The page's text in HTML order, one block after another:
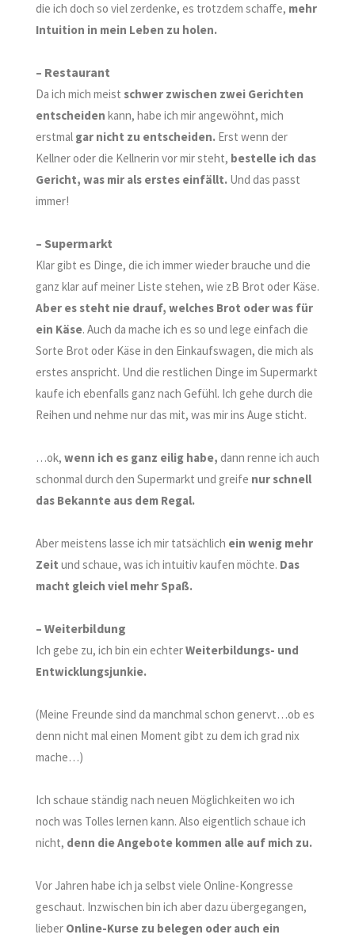
die ich doch so viel zerdenke, es trotzdem schaffe, mehr
Intuition in mein Leben zu holen.
– Restaurant
Da ich mich meist schwer zwischen zwei Gerichten
entscheiden kann, habe ich mir angewöhnt, mich
erstmal gar nicht zu entscheiden.Erst wenn der
Kellner oder die Kellnerin vor mir steht, bestelle ich das
Gericht, was mir als erstes einfällt.Und das passt
immer!
– Supermarkt
Klar gibt es Dinge, die ich immer wieder brauche und die
ganz klar auf meiner Liste stehen, wie zB Brot oder Käse.
Aber es steht nie drauf, welches Brot oder was für
ein Käse. Auch da mache ich es so und lege einfach die
Sorte Brot oder Käse in den Einkaufswagen, die mich als
erstes anspricht. Und die restlichen Dinge im Supermarkt
kaufe ich ebenfalls ganz nach Gefühl. Ich gehe durch die
Reihen und nehme nur das mit, was mir ins Auge sticht.
…ok, wenn ich es ganz eilig habe, dann renne ich auch
schonmal durch den Supermarkt und greife nur schnell
das Bekannte aus dem Regal.
Aber meistens lasse ich mir tatsächlich ein wenig mehr
Zeit und schaue, was ich intuitiv kaufen möchte. Das
macht gleich viel mehr Spaß.
– Weiterbildung
Ich gebe zu, ich bin ein echterWeiterbildungs- und
Entwicklungsjunkie.
(Meine Freunde sind da manchmal schon genervt…ob es
denn nicht mal einen Moment gibt zu dem ich grad nix
mache…)
Ich schaue ständig nach neuen Möglichkeiten wo ich
noch was Tolles lernen kann. Also eigentlich schaue ich
nicht, denn die Angebote kommen alle auf mich zu.
Vor Jahren habe ich ja selbst viele Online-Kongresse
geschaut. Inzwischen bin ich aber dazu übergegangen,
lieberOnline-Kurse zu belegen oder auch ein